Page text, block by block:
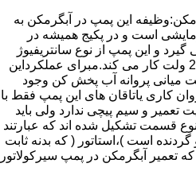
این پمپ در آبگرمکن به
است و در پکیج همیشه در
و این پمپ از نوع سانتریفیوژ
(گریز از مرکز) بوده و با برق 220 ولت کار می کند.مبرای عملکرداین
میانی پروانه آب پخش کن وجود
کاری یاتاقان های این پمپ فقط با
تعمیر و سیم پیچی ندارد ولی باید
قسمت تشکیل شده اند که عبارتند
است )،استاتور ( که بدنه ثابت
تعمیر آبگرمکن در پمپ سیرکولاتور